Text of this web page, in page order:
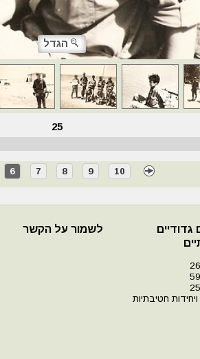
הגדל
25
6 7 8 9 10
גדודיים
חטיבתיות
לשמור על הקשר